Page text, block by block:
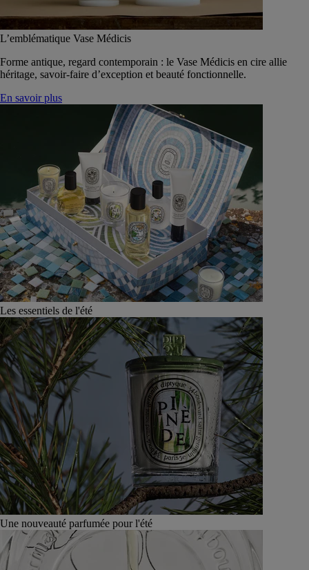
L’emblématique Vase Médicis
Forme antique, regard contemporain : le Vase Médicis en cire allie
héritage, savoir-faire d’exception et beauté fonctionnelle.
En savoir plus
Les essentiels de l'été
Une nouveauté parfumée pour l'été